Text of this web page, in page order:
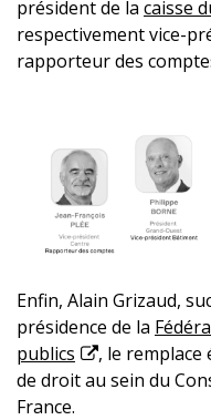
président de la caisse
respectivement vice-
rapporteur des
Enfin, Alain Grizaud,
présidence de la
publics
, le
de droit au sein du
France.